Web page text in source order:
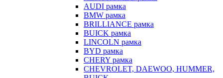
AUDI рамка
BMW рамка
BRILLIANCE рамка
BUICK рамка
LINCOLN рамка
BYD рамка
CHERY рамка
CHEVROLET, DAEWOO, HUMMER,